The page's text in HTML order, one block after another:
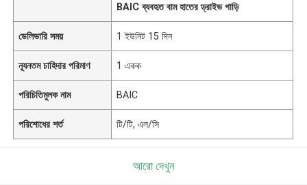
BAIC ব্যবহৃত বাম হাতের ড্রাইভ গাড়ি
ডেলিভারি সময় 1 ইউনিট 15 দিন
ন্যূনতম চাহিদার পরিমাণ 1 একক
পরিচিতিমুলক নাম BAIC
পরিশোধের শর্ত টি/টি, এল/সি
আরো দেখুন